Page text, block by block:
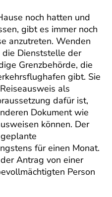
noch hatten und
gibt es immer noch
anzutreten. Wenden
die Dienststelle der
Grenzbehörde, die
gibt. Sie
als
dafür ist,
Dokument wie
können. Der
für einen Monat.
Antrag von einer
Person